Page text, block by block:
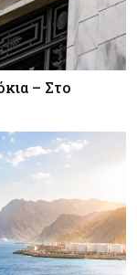
στο επτάμηνο
07-08-2026
ευρώ από
07-08-2026
σε φοιτητές του
– Στο